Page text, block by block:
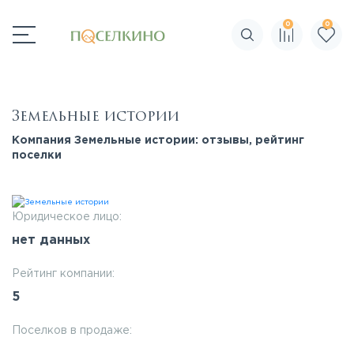
Поиск по сайту
0 0
Земельные истории
Компания Земельные истории: отзывы, рейтинг
поселки
Юридическое лицо:
нет данных
Рейтинг компании:
5
Поселков в продаже: